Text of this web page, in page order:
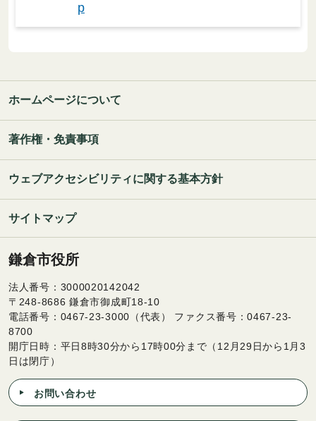
p
ホームページについて
著作権・免責事項
ウェブアクセシビリティに関する基本方針
サイトマップ
鎌倉市役所
法人番号：3000020142042
〒248-8686 鎌倉市御成町18-10
電話番号：0467-23-3000（代表） ファクス番号：0467-23-
8700
開庁日時：平日8時30分から17時00分まで（12月29日から1月3
日は閉庁）
お問い合わせ